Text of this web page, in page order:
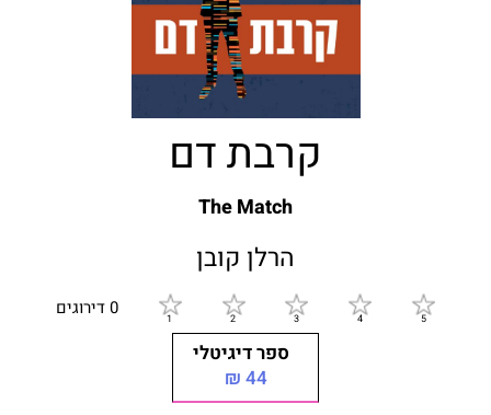
קרבת דם
The Match
הרלן קובן
0 דירוגים
ספר דיגיטלי
44 ₪